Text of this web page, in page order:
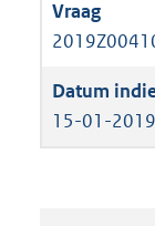
15-01-2019